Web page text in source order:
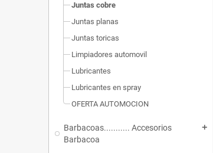
Juntas cobre
Juntas planas
Juntas toricas
Limpiadores automovil
Lubricantes
Lubricantes en spray
OFERTA AUTOMOCION
Barbacoas........... Accesorios
Barbacoa
add